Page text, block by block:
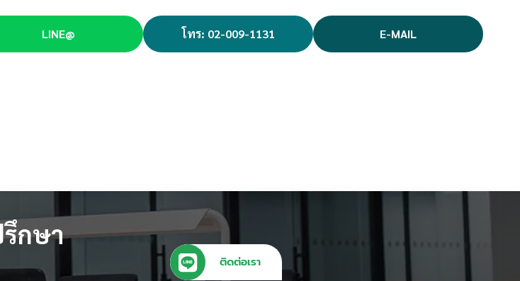
LINE@ โทร: 02-009-1131 E-MAIL
กษา
ติดต่อเรา